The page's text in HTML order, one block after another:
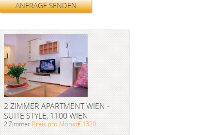
ANFRAGE SENDEN
2 ZIMMER APARTMENT WIEN -
SUITE STYLE, 1100 WIEN
2 Zimmer Preis pro Monat€ 1320